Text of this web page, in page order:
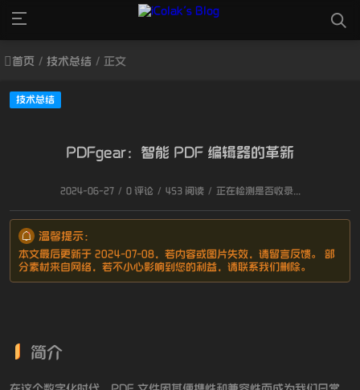
首页 / 技术总结 / 正文
技术总结
PDFgear：智能 PDF 编辑器的革新
2024-06-27 / 0 评论 / 453 阅读 / 正在检测是否收录...
温馨提示：
本文最后更新于 2024-07-08，若内容或图片失效，请留言反馈。 部
分素材来自网络，若不小心影响到您的利益，请联系我们删除。
简介